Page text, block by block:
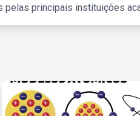
pelas principais instituições